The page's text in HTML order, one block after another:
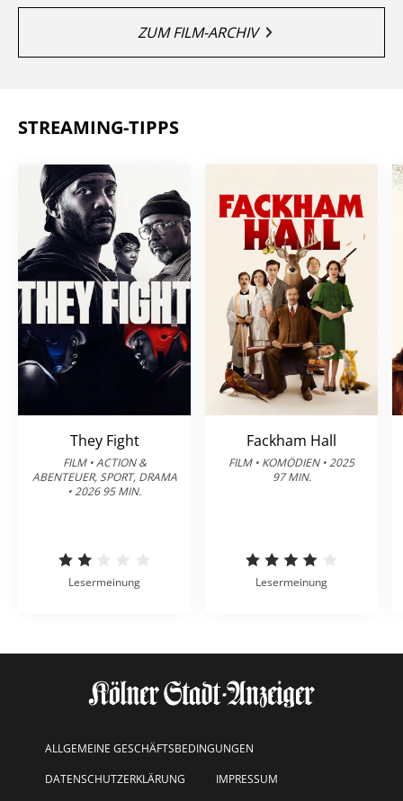
ZUM FILM-ARCHIV
STREAMING-TIPPS
They Fight
FILM • ACTION &
ABENTEUER, SPORT, DRAMA
• 2026 95 MIN.
Lesermeinung
Fackham Hall
FILM • KOMÖDIEN • 2025
97 MIN.
Lesermeinung
ALLGEMEINE GESCHÄFTSBEDINGUNGEN
DATENSCHUTZERKLÄRUNG
IMPRESSUM